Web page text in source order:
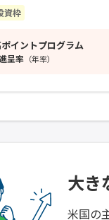
資枠
イントプログラム
呈率 （年率）
大き
米国の